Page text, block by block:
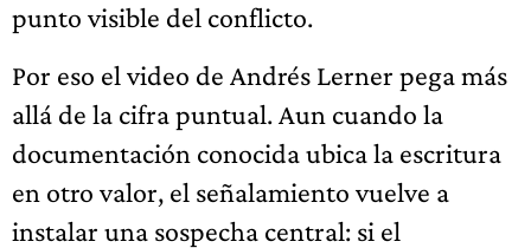
punto visible del conflicto.
Por eso el video de Andrés Lerner pega más
allá de la cifra puntual. Aun cuando la
documentación conocida ubica la escritura
en otro valor, el señalamiento vuelve a
instalar una sospecha central: si el